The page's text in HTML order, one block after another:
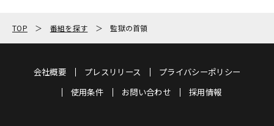
TOP 番組を探す 監獄の首領
会社概要 プレスリリース
プライバシーポリシー
使用条件
お問い合わせ 採用情報